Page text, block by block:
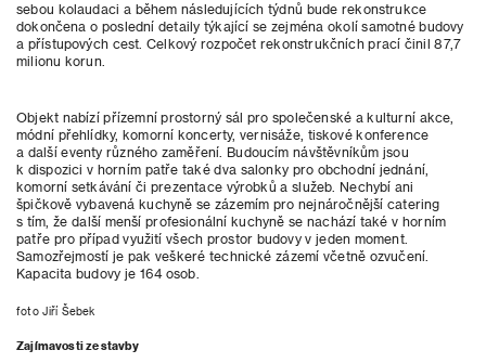
sebou kolaudaci a během následujících týdnů bude rekonstrukce
dokončena o poslední detaily týkající se zejména okolí samotné budovy
a přístupových cest. Celkový rozpočet rekonstrukčních prací činil 87,7
milionu korun.
Objekt nabízí přízemní prostorný sál pro společenské a kulturní akce,
módní přehlídky, komorní koncerty, vernisáže, tiskové konference
a další eventy různého zaměření. Budoucím návštěvníkům jsou
k dispozici v horním patře také dva salonky pro obchodní jednání,
komorní setkávání či prezentace výrobků a služeb. Nechybí ani
špičkově vybavená kuchyně se zázemím pro nejnáročnější catering
s tím, že další menší profesionální kuchyně se nachází také v horním
patře pro případ využití všech prostor budovy v jeden moment.
Samozřejmostí je pak veškeré technické zázemí včetně ozvučení.
Kapacita budovy je 164 osob.
foto Jiří Šebek
Zajímavosti ze stavby